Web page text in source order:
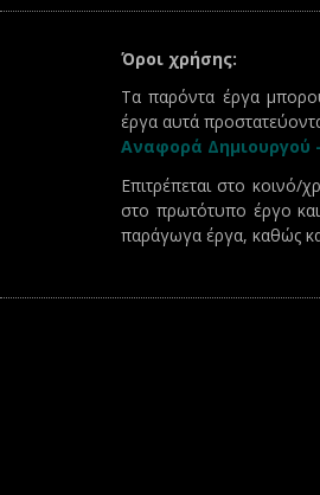
Όροι χρήσης:
Τα παρόντα έργα
έργα αυτά
Αναφορά Δημιουργού
Επιτρέπεται στο κοινό/
στο πρωτότυπο έργο
παράγωγα έργα, καθώς